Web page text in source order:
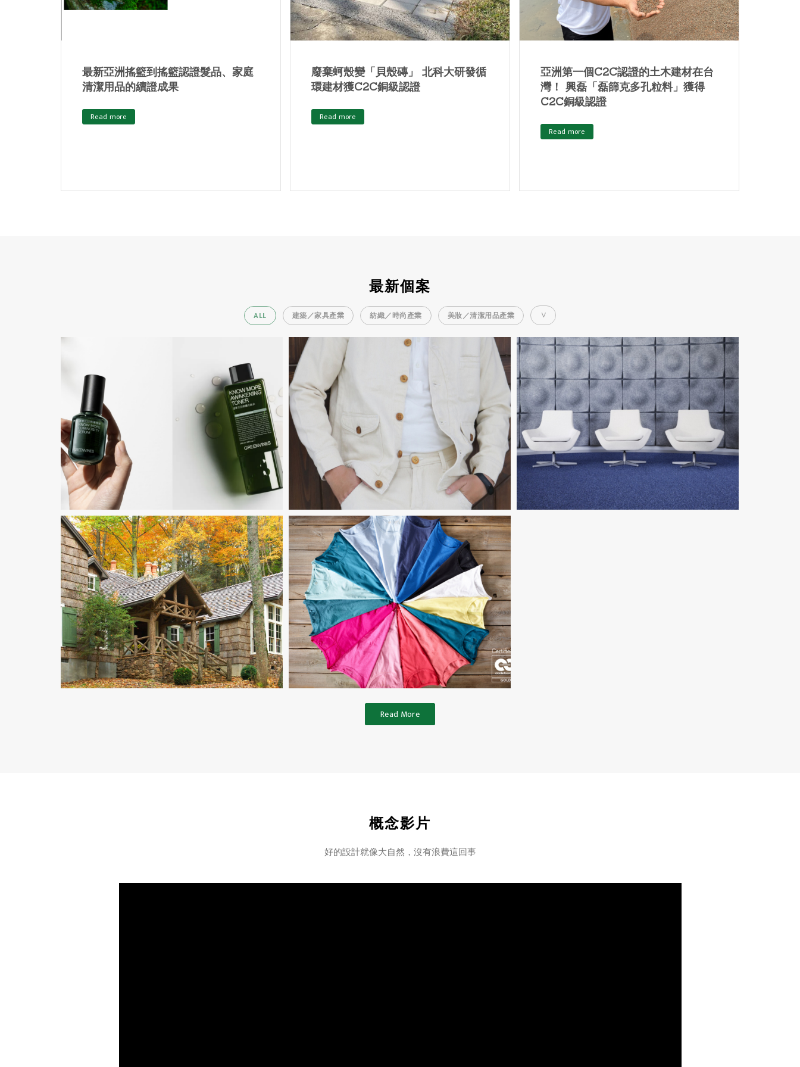
最新搖籃到搖籃®產品認證標準出
爐！以更全面方案實現產品循環
Read more
打造一個永續的家！ 賽亞室內設計實
踐台灣第一個搖籃到搖籃啟發「品質
邁向循環建築的下一步：將Madaster
建築材料護照平台導入台灣
最新個案
ALL 建築／家具產業 紡織／時尚產業 美妝／清潔用品產業
綠藤生機七項產品一舉獲
得C2C認證4.0版銅級
史上第一匹白金級C2C認
證布料！歐洲知名時尚品
牌C&A持續往100%健康循
紡織／時尚產業
乘載著對永續的堅持與承
諾，為循環設計而生的
Tarkett地板
建築／家具產業
史上第一張白金級C2C認
證！Bark House 用「白楊
木瓦」完美示範生物循環
企業的未來樣貌
建築／家具產業
打造史上最永續的丹寧！
C&A大方分享設計與製造
指引
紡織／時尚產業
Read More
概念影片
好的設計就像大自然，沒有浪費這回事